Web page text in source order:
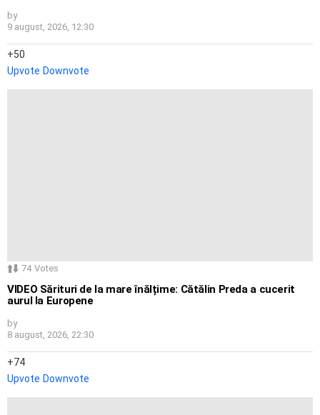
by
9 august, 2026, 12:30
50
Upvote Downvote
74 Votes
VIDEO Sărituri de la mare înălțime: Cătălin Preda a cucerit
aurul la Europene
by
8 august, 2026, 22:30
74
Upvote Downvote